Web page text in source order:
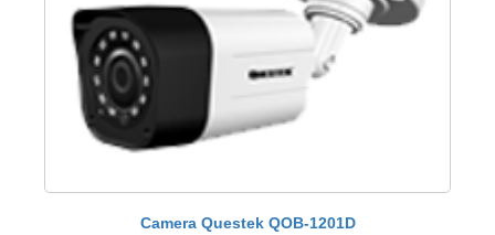
Camera Questek QOB-1201D